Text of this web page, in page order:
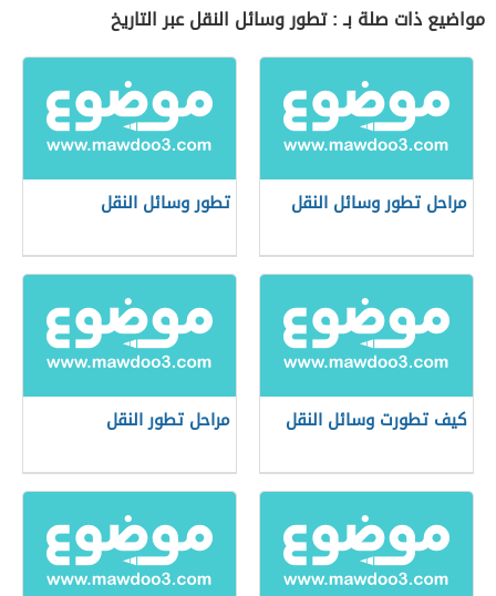
مواضيع ذات صلة بـ : تطور وسائل النقل عبر التاريخ
مراحل تطور وسائل النقل تطور وسائل النقل
كيف تطورت وسائل النقل مراحل تطور النقل